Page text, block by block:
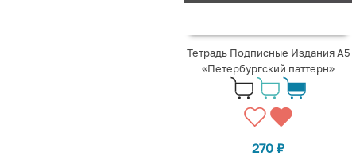
Тетрадь Подписные Издания А5
«Петербургский паттерн»
270 ₽